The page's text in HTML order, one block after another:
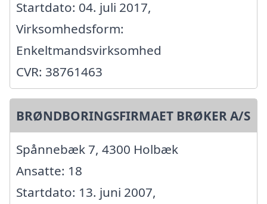
Startdato: 04. juli 2017,
Virksomhedsform:
Enkeltmandsvirksomhed
CVR: 38761463
BRØNDBORINGSFIRMAET BRØKER A/S
Spånnebæk 7, 4300 Holbæk
Ansatte: 18
Startdato: 13. juni 2007,